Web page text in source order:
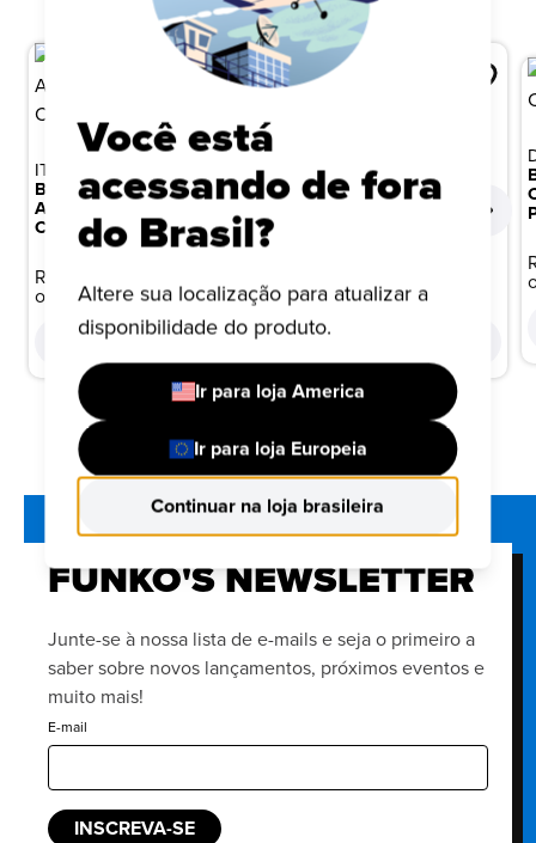
IT: A COISA
BONECO FUNKO POP! IT
A COISA - GEORGIE COM
CHASE
R$ 149,99
ou 10x de R$ 15,00
COMPRAR
IT: A COISA
BONECO FUNKO POP! IT
ou 10x de R$ 15,00
FUNKO'S NEWSLETTER
Junte-se à nossa lista de e-mails e seja o primeiro a
saber sobre novos lançamentos, próximos eventos e
muito mais!
E-mail
INSCREVA-SE
Você está
acessando de fora
do Brasil?
Altere sua localização para atualizar a
disponibilidade do produto.
Ir para loja America
Ir para loja Europeia
Continuar na loja brasileira